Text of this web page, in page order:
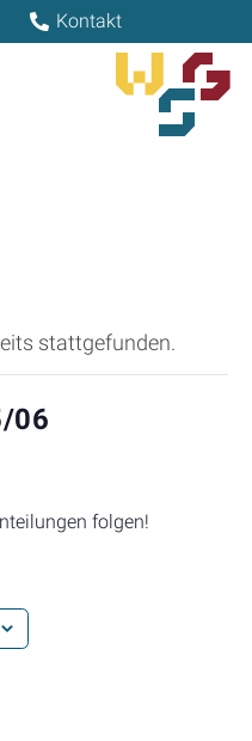
Kontakt
stattgefunden.
06
folgen!